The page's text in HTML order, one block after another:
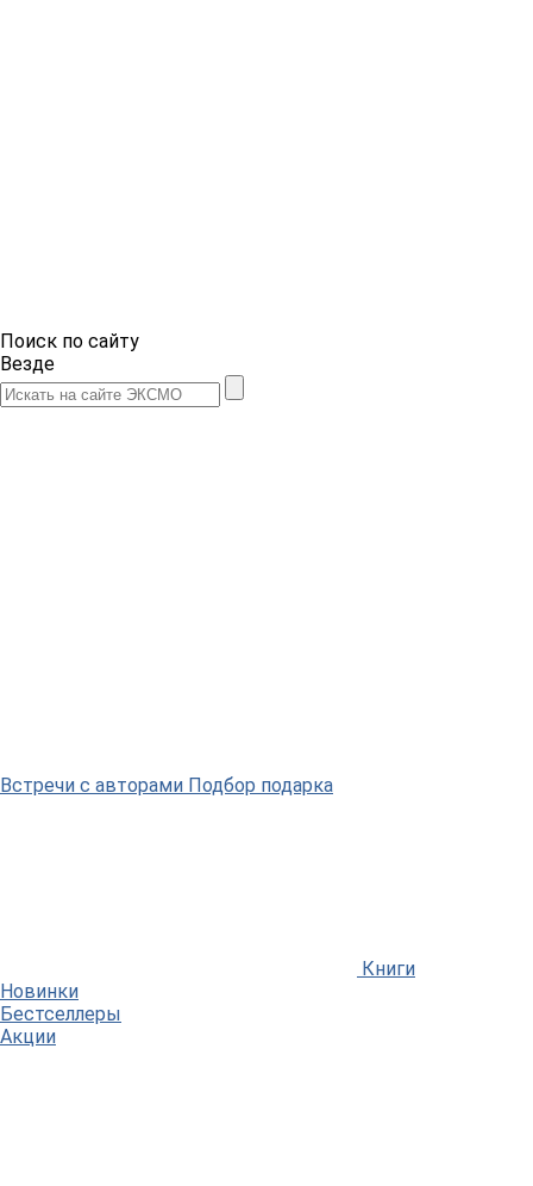
Поиск по сайту
Везде
Встречи с авторами Подбор подарка
Книги
Новинки
Бестселлеры
Акции